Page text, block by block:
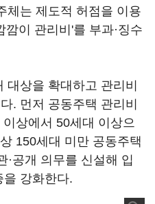
체는 제도적 허점을 이용
이 관리비'를 부과·징수
상을 확대하고 관리비
. 먼저 공동주택 관리비
상에서 50세대 이상으
150세대 미만 공동주택
·공개 의무를 신설해 입
을 강화한다.